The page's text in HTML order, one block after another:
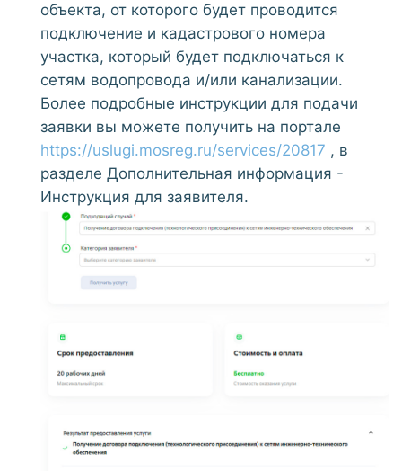
объекта, от которого будет проводится
подключение и кадастрового номера
участка, который будет подключаться к
сетям водопровода и/или канализации.
Более подробные инструкции для подачи
заявки вы можете получить на портале
https://uslugi.mosreg.ru/services/20817 , в
разделе Дополнительная информация -
Инструкция для заявителя.